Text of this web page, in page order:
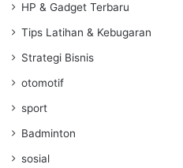
HP & Gadget Terbaru
Tips Latihan & Kebugaran
Strategi Bisnis
otomotif
sport
Badminton
sosial